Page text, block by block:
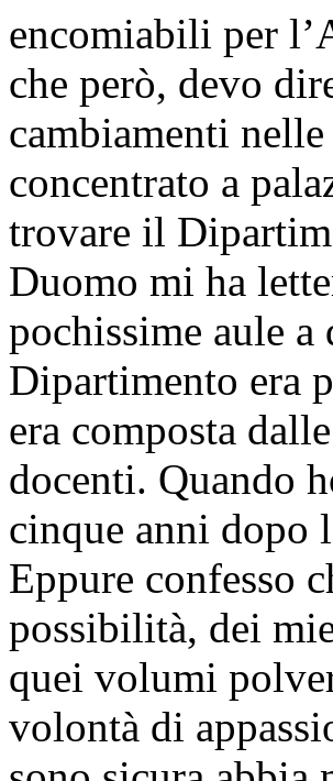
encomiabili per
che però, devo
cambiamenti
concentrato a
trovare il
Duomo mi ha
pochissime aule
Dipartimento era
era composta
docenti. Quando
cinque anni dopo
Eppure confesso
possibilità, dei
quei volumi
volontà di